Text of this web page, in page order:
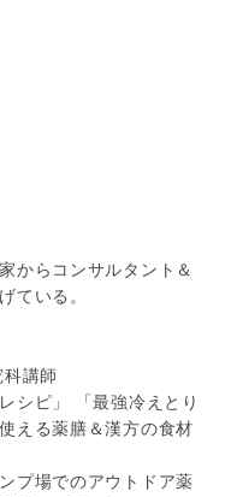
からコンサルタント＆
ている。
講師
シピ」 「最強冷えとり
える薬膳＆漢方の食材
プ場でのアウトドア薬